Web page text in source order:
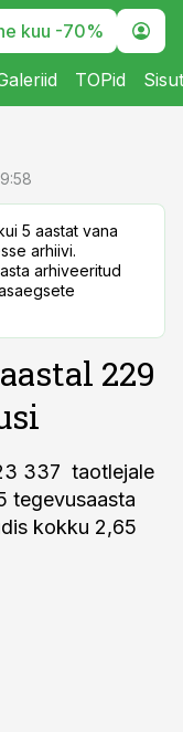
kuu -70%
TOPid
5 aastat vana
arhiivi.
arhiveeritud
229
337 taotlejale
tegevusaasta
kokku 2,65